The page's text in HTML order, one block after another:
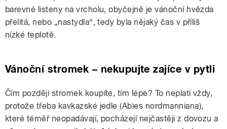
barevné listeny na vrcholu, obyčejně je vánoční hvězda
přelitá, nebo „nastydla“, tedy byla nějaký čas v příliš
nízké teplotě.
Vánoční stromek – nekupujte zajíce v pytli
Čím později stromek koupíte, tím lépe? To neplatí vždy,
protože třeba kavkazské jedle (Abies nordmanniana),
které téměř neopadávají, pocházejí nejčastěji z dovozu a